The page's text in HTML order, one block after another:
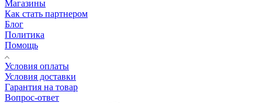
Магазины
Как стать партнером
Блог
Политика
Помощь
Условия оплаты
Условия доставки
Гарантия на товар
Вопрос-ответ